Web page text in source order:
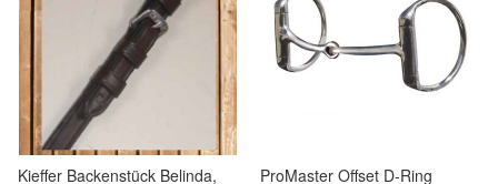
Kieffer Backenstück Belinda,
ProMaster Offset D-Ring